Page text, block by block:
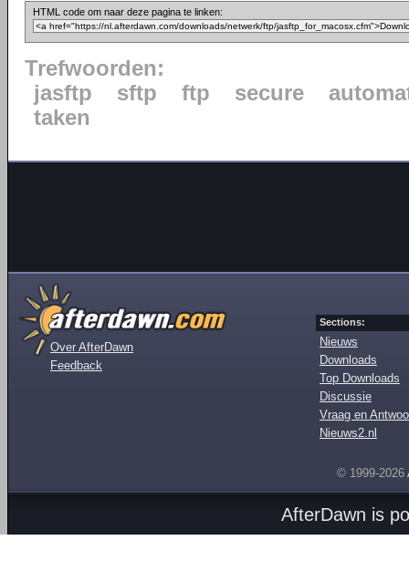
HTML code om naar deze pagina te linken:
Trefwoorden:
jasftp
sftp ftp secure
taken
Over AfterDawn
Feedback
Sections:
Nieuws
Downloads
Top Downloads
Discussie
Vraag en
Nieuws2.nl
© 1999-2026
AfterDawn is